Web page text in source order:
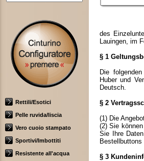
Rettili/Esotici
Pelle ruvida/liscia
Vero cuoio stampato
Sportivi/Imbottiti
Resistente all'acqua
des
Lauingen, im
§ 1
Die
Huber und
Deutsch.
§ 2
(1) Die
(2) Sie
Sie Ihre
§ 3